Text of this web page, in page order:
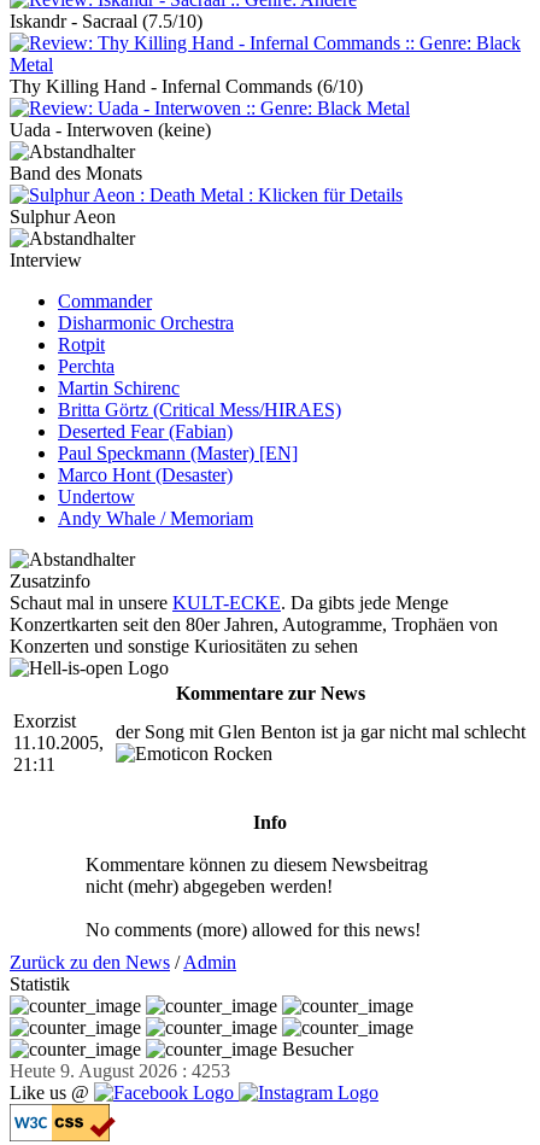
Iskandr - Sacraal (7.5/10)
Thy Killing Hand - Infernal Commands (6/10)
Uada - Interwoven (keine)
Band des Monats
Sulphur Aeon
Interview
Commander
Disharmonic Orchestra
Rotpit
Perchta
Martin Schirenc
Britta Görtz (Critical Mess/HIRAES)
Deserted Fear (Fabian)
Paul Speckmann (Master) [EN]
Marco Hont (Desaster)
Undertow
Andy Whale / Memoriam
Zusatzinfo
Schaut mal in unsere KULT-ECKE. Da gibts jede Menge
Konzertkarten seit den 80er Jahren, Autogramme, Trophäen von
Konzerten und sonstige Kuriositäten zu sehen
Kommentare zur News
Exorzist
11.10.2005,
21:11
der Song mit Glen Benton ist ja gar nicht mal schlecht
Info
Kommentare können zu diesem Newsbeitrag
nicht (mehr) abgegeben werden!
No comments (more) allowed for this news!
Zurück zu den News /Admin
Statistik
Besucher
Heute 9. August 2026 : 4253
Like us @